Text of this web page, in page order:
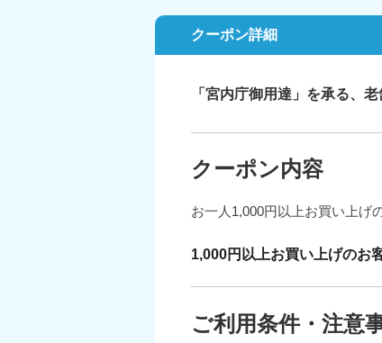
クーポン詳細
「宮内庁御用達」を承る、
クーポン内容
お一人1,000円以上お買い上げ
1,000円以上お買い上げのお
ご利用条件・注意